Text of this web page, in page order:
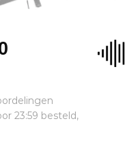
Huidige
€143,00.
23:59 besteld,